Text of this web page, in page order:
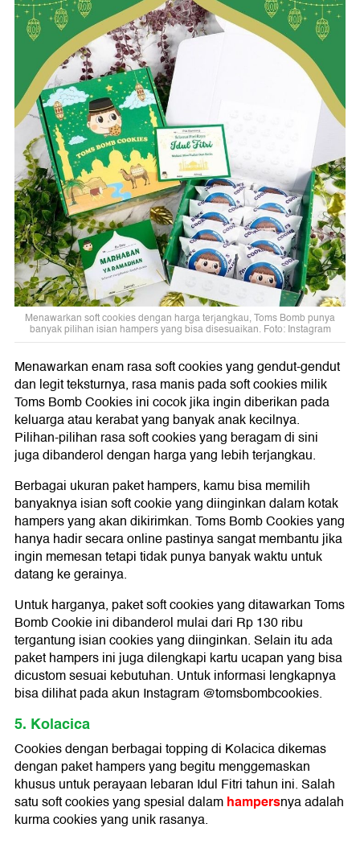
Menawarkan soft cookies dengan harga terjangkau, Toms Bomb punya
banyak pilihan isian hampers yang bisa disesuaikan. Foto: Instagram
Menawarkan enam rasa soft cookies yang gendut-gendut
dan legit teksturnya, rasa manis pada soft cookies milik
Toms Bomb Cookies ini cocok jika ingin diberikan pada
keluarga atau kerabat yang banyak anak kecilnya.
Pilihan-pilihan rasa soft cookies yang beragam di sini
juga dibanderol dengan harga yang lebih terjangkau.
Berbagai ukuran paket hampers, kamu bisa memilih
banyaknya isian soft cookie yang diinginkan dalam kotak
hampers yang akan dikirimkan. Toms Bomb Cookies yang
hanya hadir secara online pastinya sangat membantu jika
ingin memesan tetapi tidak punya banyak waktu untuk
datang ke gerainya.
Untuk harganya, paket soft cookies yang ditawarkan Toms
Bomb Cookie ini dibanderol mulai dari Rp 130 ribu
tergantung isian cookies yang diinginkan. Selain itu ada
paket hampers ini juga dilengkapi kartu ucapan yang bisa
dicustom sesuai kebutuhan. Untuk informasi lengkapnya
bisa dilihat pada akun Instagram @tomsbombcookies.
5. Kolacica
Cookies dengan berbagai topping di Kolacica dikemas
dengan paket hampers yang begitu menggemaskan
khusus untuk perayaan lebaran Idul Fitri tahun ini. Salah
satu soft cookies yang spesial dalamhampersnya adalah
kurma cookies yang unik rasanya.